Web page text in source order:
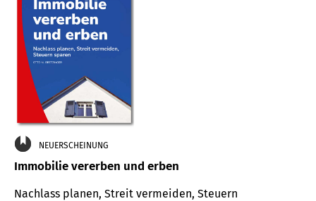
NEUERSCHEINUNG
Immobilie vererben und erben
Nachlass planen, Streit vermeiden, Steuern